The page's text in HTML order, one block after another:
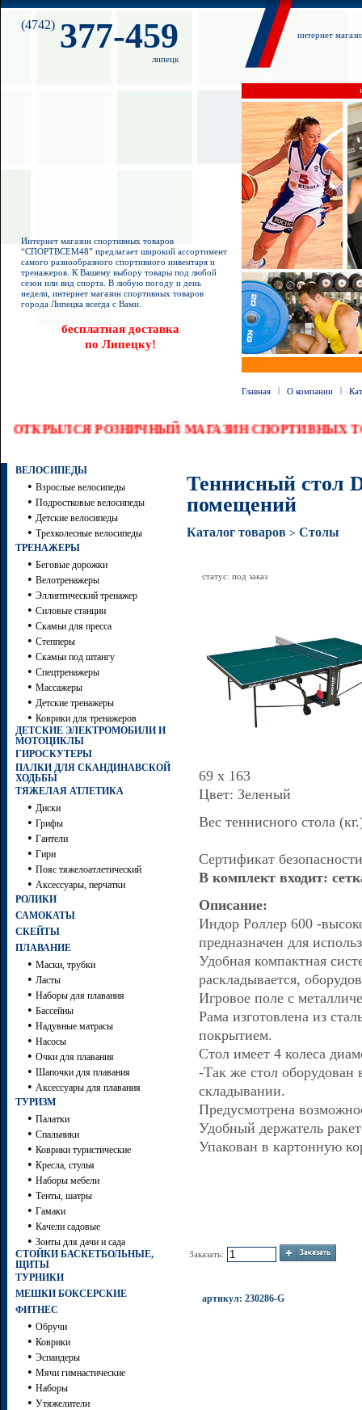
(4742) 377-459
липецк
интернет
Интернет магазин спортивных товаров
“СПОРТВСЕМ48” предлагает широкий ассортимент
самого разнообразного спортивного инвентаря и
тренажеров. К Вашему выбору товары под любой
сезон или вид спорта. В любую погоду и день
недели, интернет магазин спортивных товаров
города Липецка всегда с Вами.
бесплатная доставка
по Липецку!
Главная | О компании |
ОТКРЫЛСЯ РОЗНИЧНЫЙ МАГАЗИН СПОРТИВНЫХ
ВЕЛОСИПЕДЫ
• Взрослые велосипеды
• Подростковые велосипеды
• Детские велосипеды
• Трехколесные велосипеды
ТРЕНАЖЕРЫ
• Беговые дорожки
• Велотренажеры
• Эллиптический тренажер
• Силовые станции
• Скамьи для пресса
• Степперы
• Скамьи под штангу
• Спецтренажеры
• Массажеры
• Детские тренажеры
• Коврики для тренажеров
ДЕТСКИЕ ЭЛЕКТРОМОБИЛИ И
МОТОЦИКЛЫ
ГИРОСКУТЕРЫ
ПАЛКИ ДЛЯ СКАНДИНАВСКОЙ
ХОДЬБЫ
ТЯЖЕЛАЯ АТЛЕТИКА
• Диски
• Грифы
• Гантели
• Гири
• Пояс тяжелоатлетический
• Аксессуары, перчатки
РОЛИКИ
САМОКАТЫ
СКЕЙТЫ
ПЛАВАНИЕ
• Маски, трубки
• Ласты
• Наборы для плавания
• Бассейны
• Надувные матрасы
• Насосы
• Очки для плавания
• Шапочки для плавания
• Аксессуары для плавания
ТУРИЗМ
• Палатки
• Спальники
• Коврики туристические
• Кресла, стулья
• Наборы мебели
• Тенты, шатры
• Гамаки
• Качели садовые
• Зонты для дачи и сада
СТОЙКИ БАСКЕТБОЛЬНЫЕ,
ЩИТЫ
ТУРНИКИ
МЕШКИ БОКСЕРСКИЕ
ФИТНЕС
• Обручи
• Коврики
• Эспандеры
• Мячи гимнастические
• Наборы
• Утяжелители
Теннисный стол
помещений
Каталог товаров > Столы
статус: под заказ
69 х 163
Цвет: Зеленый
Вес теннисного стола
Сертификат
В комплект входит:
Описание:
Индор Роллер 600 -
предназначен для
Удобная компактная
раскладывается,
Игровое поле с
Рама изготовлена из
покрытием.
Стол имеет 4 колеса
-Так же стол оборудован
складывании.
Предусмотрена
Удобный держатель
Упакован в картонную
Заказать:
артикул: 230286-G